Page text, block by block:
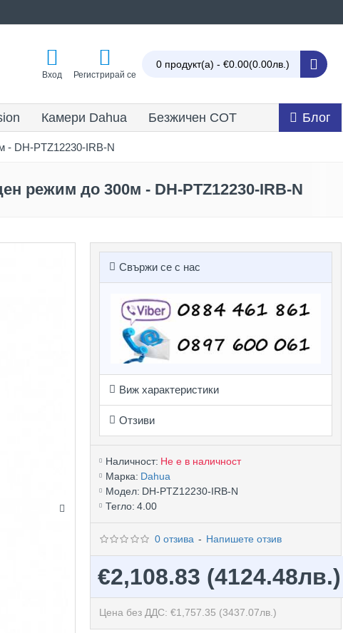
Вход Регистрирай се
0 продукт(а) - €0.00(0.00лв.)
Камери Dahua Безжичен СОТ Блог
- DH-PTZ12230-IRB-N
режим до 300м - DH-PTZ12230-IRB-N
Свържи се с нас
Виж характеристики
Отзиви
Наличност: Не е в наличност
Марка: Dahua
Модел: DH-PTZ12230-IRB-N
Тегло: 4.00
0 отзива - Напишете отзив
€2,108.83 (4124.48лв.)
Цена без ДДС: €1,757.35 (3437.07лв.)